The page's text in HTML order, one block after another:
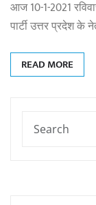
आज 10-1-2021
पार्टी उत्तर प्रदेश के
READ MORE